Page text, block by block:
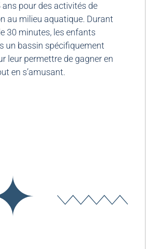
ans pour des activités de
au milieu aquatique. Durant
30 minutes, les enfants
un bassin spécifiquement
leur permettre de gagner en
en s’amusant.